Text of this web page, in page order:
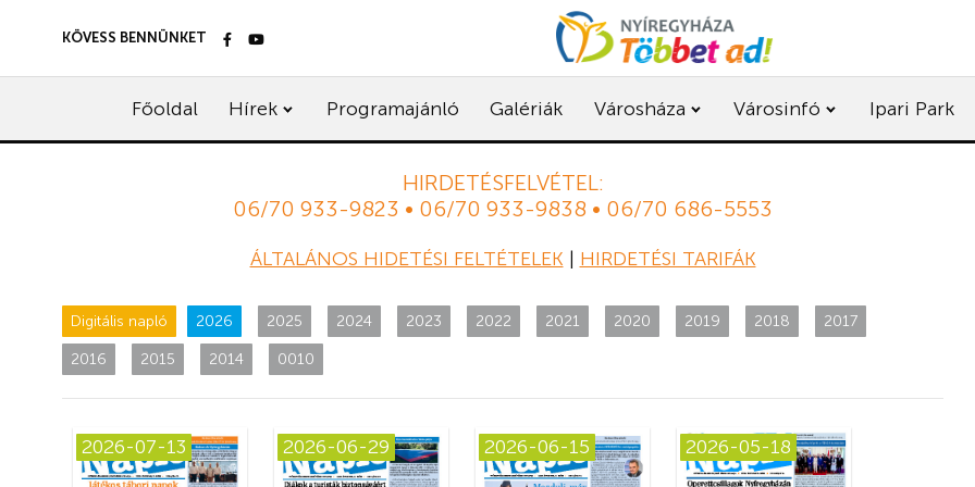
KÖVESS BENNÜNKET
Főoldal Hírek Programajánló Galériák Városháza Városinfó Ipari Park
HIRDETÉSFELVÉTEL:
06/70 933-9823 • 06/70 933-9838 • 06/70 686-5553
ÁLTALÁNOS HIDETÉSI FELTÉTELEK | HIRDETÉSI TARIFÁK
Digitális napló 2026 2025 2024 2023 2022 2021 2020 2019 2018 2017
2016 2015 2014 0010
2026-07-13 2026-06-29 2026-06-15 2026-05-18